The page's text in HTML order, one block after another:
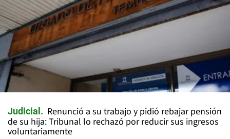
Judicial
Renunció a su trabajo y pidió rebajar pensión
de su hija: Tribunal lo rechazó por reducir sus ingresos
voluntariamente